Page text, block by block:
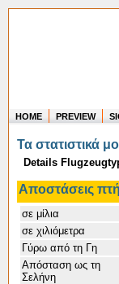
HOME PREVIEW
Τα στατιστικά
Details
Αποστάσεις
σε μίλια
σε χιλιόμετρα
Γύρω από τη Γη
Απόσταση ως τη
Σελήνη